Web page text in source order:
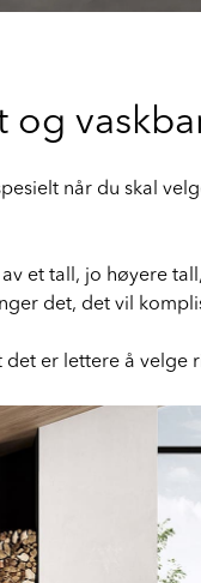
og
når du skal
et tall, jo høyere
det, det vil
det er lettere å velge